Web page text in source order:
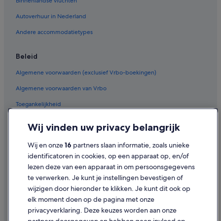
Hotels met 5 sterren in Rome
Hotels met 4 sterren in Rome
Hotels met 3 sterren in Rome
Villa's in Rome
B&B in Rome
Herenhuizen in Rome
Aparthotels in Rome
Appartementen in Rome
Rocco Forte-hotels in Rome
Accor Hotels in Rome
Room Mate Hotels in Rome
Autoverhuur in Nederland
Andere accommodatietypes
Beleid
Algemene voorwaarden (exclusief Vrbo-boekingen)
Algemene voorwaarden van Vrbo
Toegankelijkheid
Gebruiksvoorwaarden
Juridische informatie/Contact
Inhoudsrichtlijnen en inhoud rapporteren
Hulp
Wij vinden uw privacy belangrijk
Wij en onze16 partners slaan informatie, zoals unieke
identificatoren in cookies, op een apparaat op, en/of
lezen deze van een apparaat in om persoonsgegevens
te verwerken. Je kunt je instellingen bevestigen of
wijzigen door hieronder te klikken. Je kunt dit ook op
elk moment doen op de pagina met onze
privacyverklaring. Deze keuzes worden aan onze